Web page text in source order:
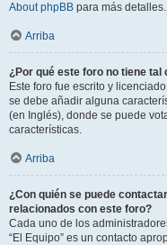
About phpBB para más detalles.
Arriba
¿Por qué este foro no tiene tal
Este foro fue escrito y
se debe añadir alguna
(en Inglés), donde se puede
características.
Arriba
¿Con quién se puede
relacionados con este foro?
Cada uno de los
“El Equipo” es un contacto